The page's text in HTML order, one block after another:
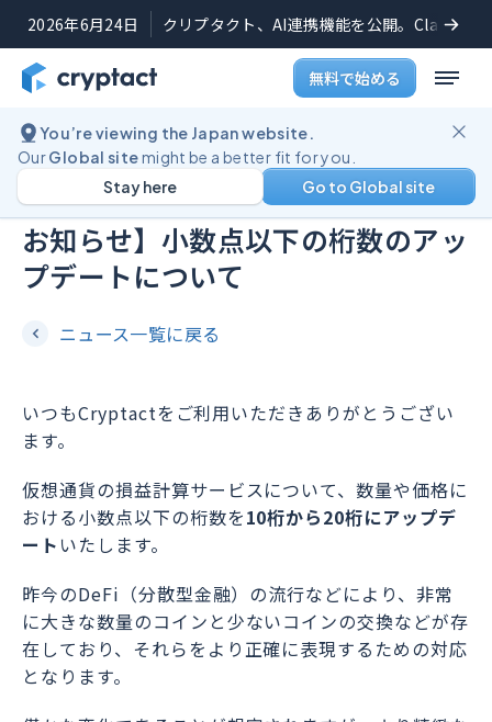
2026年6月24日 クリプタクト、AI連携機能を公開。Claude
無料で始める
You’re viewing the Japan website.
OurGlobal sitemight be a better fit for you.
Go to Global site
Stay here
機能アップデート
【仮想通貨の損益計算機能の重要な
お知らせ】小数点以下の桁数のアッ
プデートについて
ニュース一覧に戻る
いつもCryptactをご利用いただきありがとうござい
ます。
仮想通貨の損益計算サービスについて、数量や価格に
おける小数点以下の桁数を10桁から20桁にアップデ
ート いたします。
昨今のDeFi（分散型金融）の流行などにより、非常
に大きな数量のコインと少ないコインの交換などが存
在しており、それらをより正確に表現するための対応
となります。